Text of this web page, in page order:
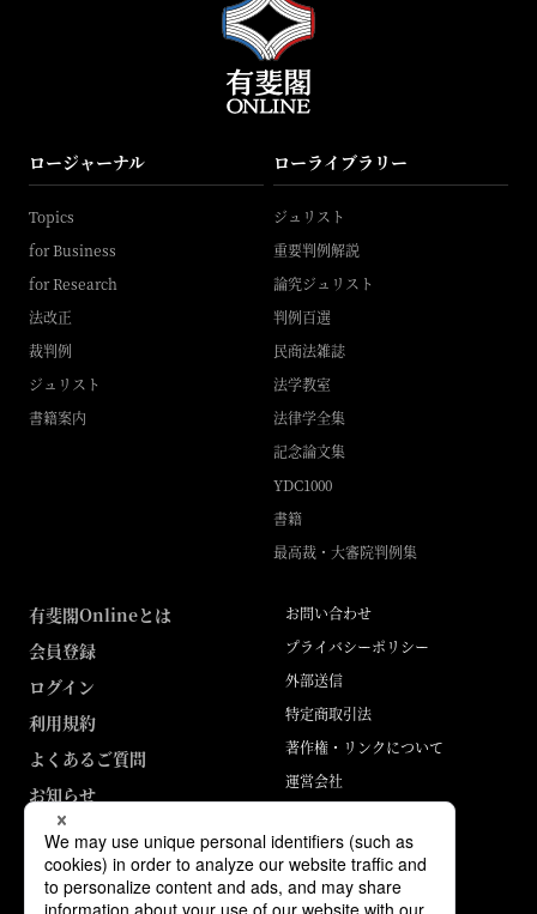
ロージャーナル
Topics
for Business
for Research
法改正
裁判例
ジュリスト
書籍案内
ローライブラリー
ジュリスト
重要判例解説
論究ジュリスト
判例百選
民商法雑誌
法学教室
法律学全集
記念論文集
YDC1000
書籍
最高裁・大審院判例集
有斐閣Onlineとは
会員登録
ログイン
利用規約
よくあるご質問
お知らせ
お問い合わせ
プライバシーポリシー
外部送信
特定商取引法
著作権・リンクについて
運営会社